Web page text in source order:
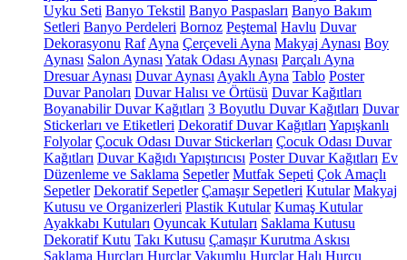
Uyku Seti Banyo Tekstil Banyo Paspasları Banyo Bakım
Setleri Banyo Perdeleri Bornoz Peştemal Havlu Duvar
Dekorasyonu Raf Ayna Çerçeveli Ayna Makyaj Aynası Boy
Aynası Salon Aynası Yatak Odası Aynası Parçalı Ayna
Dresuar Aynası Duvar Aynası Ayaklı Ayna Tablo Poster
Duvar Panoları Duvar Halısı ve Örtüsü Duvar Kağıtları
Boyanabilir Duvar Kağıtları 3 Boyutlu Duvar Kağıtları Duvar
Stickerları ve Etiketleri Dekoratif Duvar Kağıtları Yapışkanlı
Folyolar Çocuk Odası Duvar Stickerları Çocuk Odası Duvar
Kağıtları Duvar Kağıdı Yapıştırıcısı Poster Duvar Kağıtları Ev
Düzenleme ve Saklama Sepetler Mutfak Sepeti Çok Amaçlı
Sepetler Dekoratif Sepetler Çamaşır Sepetleri Kutular Makyaj
Kutusu ve Organizerleri Plastik Kutular Kumaş Kutular
Ayakkabı Kutuları Oyuncak Kutuları Saklama Kutusu
Dekoratif Kutu Takı Kutusu Çamaşır Kurutma Askısı
Saklama Hurçları Hurçlar Vakumlu Hurçlar Halı Hurcu